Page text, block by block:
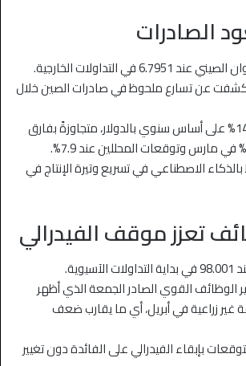
الصادرات
في التداولات الخارجية.
كشفت عن تسارع ملحوظ في صادرات الصين خلال
وارتفعت الصادرات 14.1% على أساس سنوي بالدولار، متجاوزةً بفارق
الاصطناعي في تسريع وتيرة الإنتاج في
تعزز موقف الفيدرالي
الوظائف القوي الصادر الجمعة الذي أظهر
وظيفة غير زراعية في أبريل، أي ما يقارب ضعف
بإبقاء الفيدرالي على الفائدة دون تغيير